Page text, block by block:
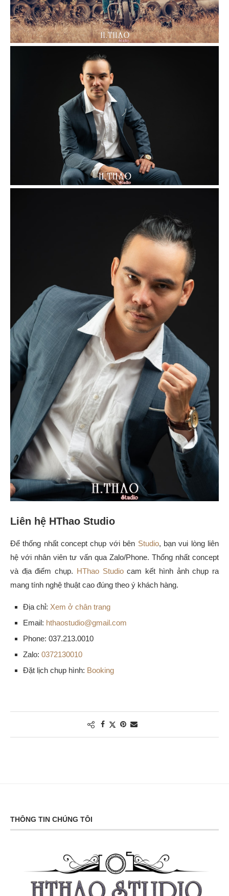
Liên hệ HThao Studio
Để thống nhất concept chụp với bên Studio, bạn vui lòng liên
hệ với nhân viên tư vấn qua Zalo/Phone. Thống nhất concept
và địa điểm chụp. HThao Studiocam kết hình ảnh chụp ra
mang tính nghệ thuật cao đúng theo ý khách hàng.
Địa chỉ: Xem ở chân trang
Email: hthaostudio@gmail.com
Phone: 037.213.0010
Zalo: 0372130010
Đặt lịch chụp hình: Booking
THÔNG TIN CHÚNG TÔI